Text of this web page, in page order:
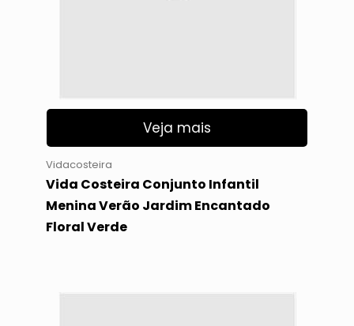
Veja mais
Vidacosteira
Vida Costeira Conjunto Infantil
Menina Verão Jardim Encantado
Floral Verde